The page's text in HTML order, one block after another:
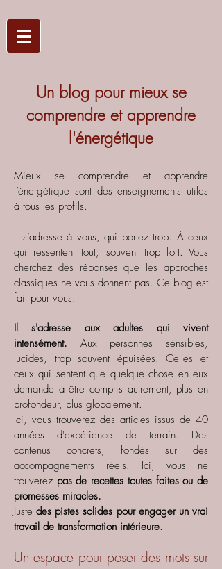
Un blog pour mieux se
comprendre et apprendre
l'énergétique
Mieux se comprendre et apprendre
l’énergétique sont des enseignements utiles
à tous les profils.
Il s’adresse à vous, qui portez trop. À ceux
qui ressentent tout, souvent trop fort. Vous
cherchez des réponses que les approches
classiques ne vous donnent pas. Ce blog est
fait pour vous.
Il s'adresse aux adultes qui vivent
intensément. Aux personnes sensibles,
lucides, trop souvent épuisées. Celles et
ceux qui sentent que quelque chose en eux
demande à être compris autrement, plus en
profondeur, plus globalement.
Ici, vous trouverez des articles issus de 40
années d'expérience de terrain. Des
contenus concrets, fondés sur des
accompagnements réels. Ici, vous ne
trouverez pas de recettes toutes faites ou de
promesses miracles.
Justedes pistes solides pour engager un vrai
travail de transformation intérieure.
Un espace pour poser des mots sur